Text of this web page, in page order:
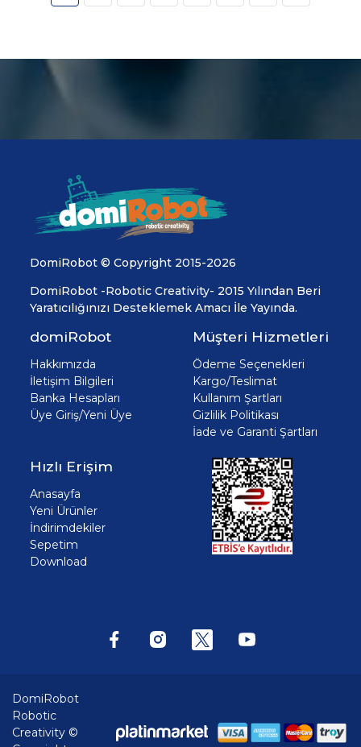
DomiRobot © Copyright 2015-2026
DomiRobot -Robotic Creativity- 2015 Yılından Beri
Yaratıcılığınızı Desteklemek Amacı İle Yayında.
domiRobot
Hakkımızda
İletişim Bilgileri
Banka Hesapları
Üye Giriş/Yeni Üye
Müşteri Hizmetleri
Ödeme Seçenekleri
Kargo/Teslimat
Kullanım Şartları
Gizlilik Politikası
İade ve Garanti Şartları
Hızlı Erişim
Anasayfa
Yeni Ürünler
İndirimdekiler
Sepetim
Download
DomiRobot
Robotic
Creativity ©